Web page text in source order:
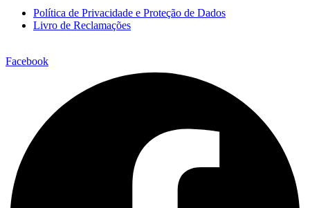
Política de Privacidade e Proteção de Dados
Livro de Reclamações
Facebook